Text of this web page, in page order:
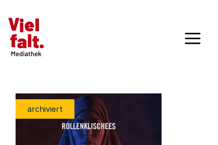
archiviert